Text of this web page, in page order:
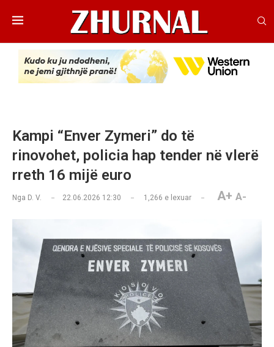
Kampi “Enver Zymeri” do të
rinovohet, policia hap tender në vlerë
rreth 16 mijë euro
Nga D. V. 22.06.2026 12:30 1,266 e lexuar A+ A-